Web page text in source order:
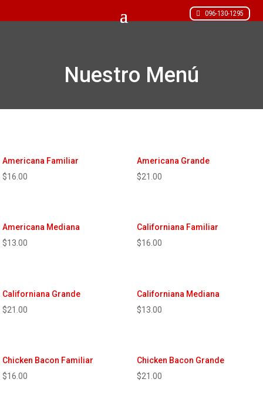
096-130-1295
Nuestro Menú
Americana Familiar
$16.00
Americana Grande
$21.00
Americana Mediana
$13.00
Californiana Familiar
$16.00
Californiana Grande
$21.00
Californiana Mediana
$13.00
Chicken Bacon Familiar
$16.00
Chicken Bacon Grande
$21.00